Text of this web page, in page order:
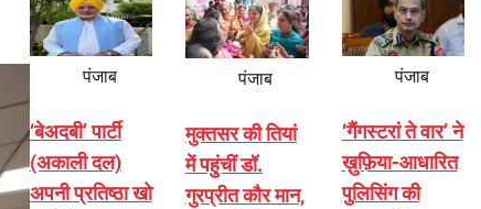
पंजाब
‘बेअदबी’ पार्टी
(अकाली दल)
अपनी प्रतिष्ठा खो
पंजाब
मुक्तसर की तियां
में पहुंचीं डॉ.
गुरप्रीत कौर मान,
पंजाब
‘गैंगस्टरां ते वार’ ने
ख़ुफ़िया-आधारित
पुलिसिंग की